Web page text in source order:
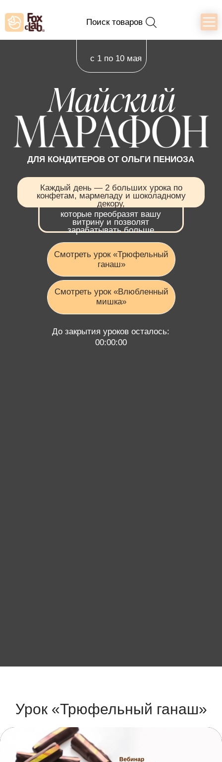
Поиск товаров
Каждый день — 2 больших урока по
конфетам, мармеладу и шоколадному
декору,
ДЛЯ КОНДИТЕРОВ ОТ ОЛЬГИ ПЕНИОЗА
Смотреть урок «Влюбленный
мишка»
ганаш»
00:00:00
До закрытия уроков осталось:
с 1 по 10 мая
витрину и позволят
зарабатывать больше
Урок «Трюфельный ганаш»